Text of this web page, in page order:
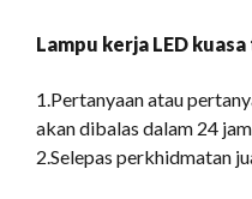
Lampu kerja LED
1.Pertanyaan atau
akan dibalas dalam 24
2.Selepas perkhidmatan